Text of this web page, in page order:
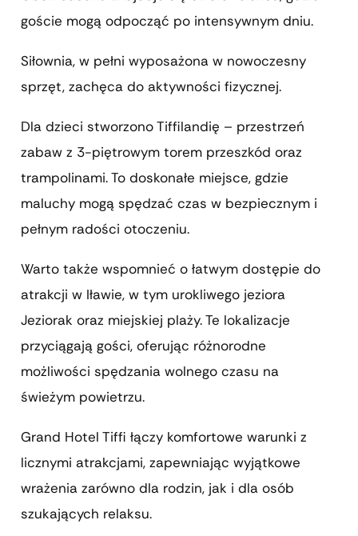
goście mogą odpocząć po intensywnym dniu.
Siłownia, w pełni wyposażona w nowoczesny
sprzęt, zachęca do aktywności fizycznej.
Dla dzieci stworzono Tiffilandię – przestrzeń
zabaw z 3-piętrowym torem przeszkód oraz
trampolinami. To doskonałe miejsce, gdzie
maluchy mogą spędzać czas w bezpiecznym i
pełnym radości otoczeniu.
Warto także wspomnieć o łatwym dostępie do
atrakcji w Iławie, w tym urokliwego jeziora
Jeziorak oraz miejskiej plaży. Te lokalizacje
przyciągają gości, oferując różnorodne
możliwości spędzania wolnego czasu na
świeżym powietrzu.
Grand Hotel Tiffi łączy komfortowe warunki z
licznymi atrakcjami, zapewniając wyjątkowe
wrażenia zarówno dla rodzin, jak i dla osób
szukających relaksu.